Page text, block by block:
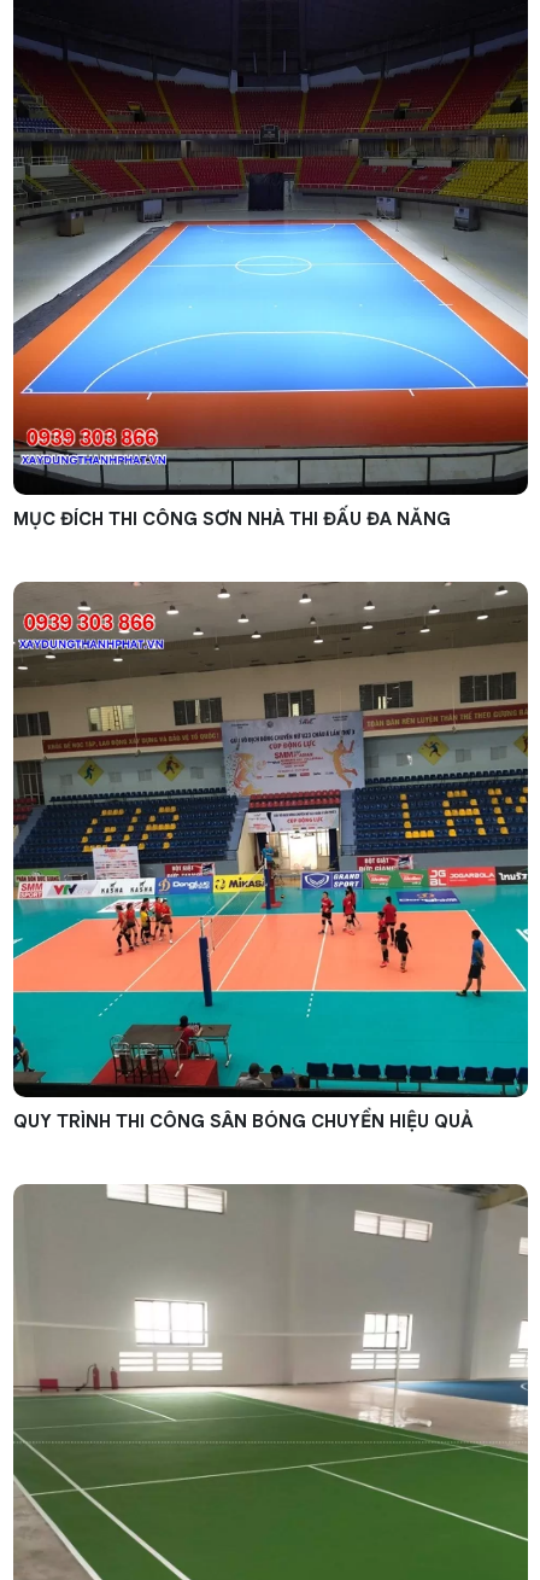
MỤC ĐÍCH THI CÔNG SƠN NHÀ THI ĐẤU ĐA NĂNG
QUY TRÌNH THI CÔNG SÂN BÓNG CHUYỀN HIỆU QUẢ